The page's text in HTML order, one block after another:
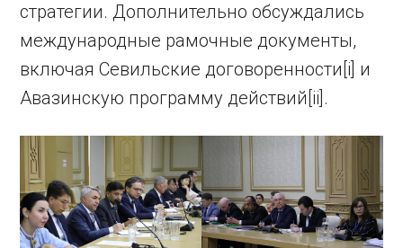
стратегии. Дополнительно обсуждались
международные рамочные документы,
включая Севильские договоренности[i] и
Авазинскую программу действий[ii].